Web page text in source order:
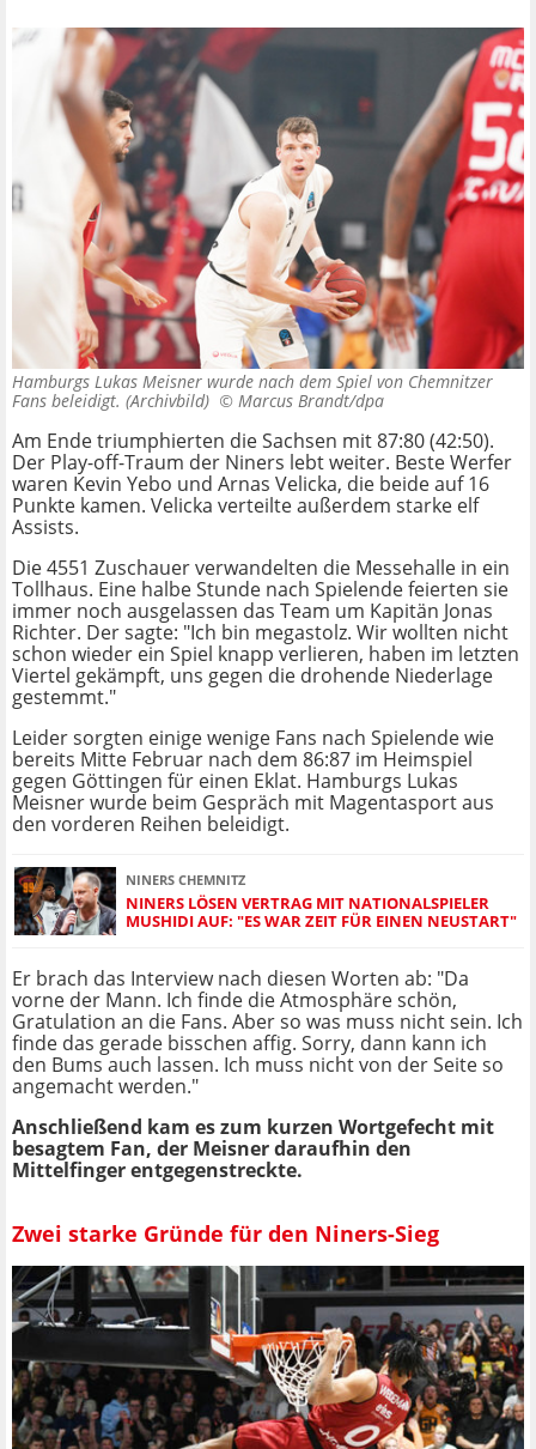
Hamburgs Lukas Meisner wurde nach dem Spiel von Chemnitzer
Fans beleidigt. (Archivbild) © Marcus Brandt/dpa
Am Ende triumphierten die Sachsen mit 87:80 (42:50).
Der Play-off-Traum der Niners lebt weiter. Beste Werfer
waren Kevin Yebo und Arnas Velicka, die beide auf 16
Punkte kamen. Velicka verteilte außerdem starke elf
Assists.
Die 4551 Zuschauer verwandelten die Messehalle in ein
Tollhaus. Eine halbe Stunde nach Spielende feierten sie
immer noch ausgelassen das Team um Kapitän Jonas
Richter. Der sagte: "Ich bin megastolz. Wir wollten nicht
schon wieder ein Spiel knapp verlieren, haben im letzten
Viertel gekämpft, uns gegen die drohende Niederlage
gestemmt."
Leider sorgten einige wenige Fans nach Spielende wie
bereits Mitte Februar nach dem 86:87 im Heimspiel
gegen Göttingen für einen Eklat. Hamburgs Lukas
Meisner wurde beim Gespräch mit Magentasport aus
den vorderen Reihen beleidigt.
NINERS CHEMNITZ
NINERS LÖSEN VERTRAG MIT NATIONALSPIELER
MUSHIDI AUF: "ES WAR ZEIT FÜR EINEN NEUSTART"
Er brach das Interview nach diesen Worten ab: "Da
vorne der Mann. Ich finde die Atmosphäre schön,
Gratulation an die Fans. Aber so was muss nicht sein. Ich
finde das gerade bisschen affig. Sorry, dann kann ich
den Bums auch lassen. Ich muss nicht von der Seite so
angemacht werden."
Anschließend kam es zum kurzen Wortgefecht mit
besagtem Fan, der Meisner daraufhin den
Mittelfinger entgegenstreckte.
Zwei starke Gründe für den Niners-Sieg